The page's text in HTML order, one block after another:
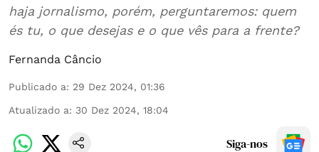
haja jornalismo, porém, perguntaremos: quem
és tu, o que desejas e o que vês para a frente?
Fernanda Câncio
Publicado a: 29 Dez 2024, 01:36
Atualizado a: 30 Dez 2024, 18:04
Siga-nos